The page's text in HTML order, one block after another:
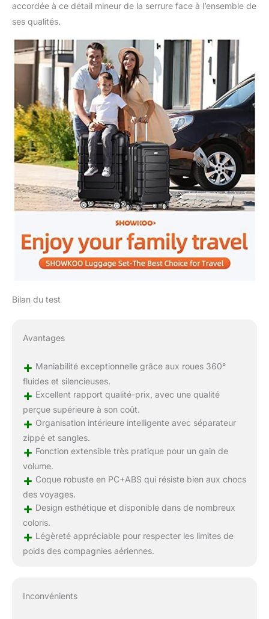
accordée à ce détail mineur de la serrure face à l’ensemble de
ses qualités.
Bilan du test
Avantages
+ Maniabilité exceptionnelle grâce aux roues 360°
fluides et silencieuses.
+ Excellent rapport qualité-prix, avec une qualité
perçue supérieure à son coût.
+ Organisation intérieure intelligente avec séparateur
zippé et sangles.
+ Fonction extensible très pratique pour un gain de
volume.
+ Coque robuste en PC+ABS qui résiste bien aux chocs
des voyages.
+ Design esthétique et disponible dans de nombreux
coloris.
+ Légèreté appréciable pour respecter les limites de
poids des compagnies aériennes.
Inconvénients